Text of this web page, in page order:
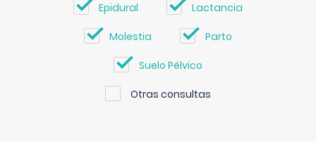
Epidural Lactancia
Molestia Parto
Suelo Pélvico
Otras consultas